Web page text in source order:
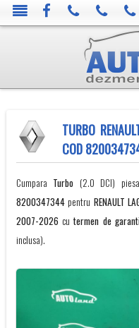
TURBO
COD
Cumpara Turbo (2.0 DCI)
8200347344pentru RENAULT
2007-2026 cutermen de
inclusa).